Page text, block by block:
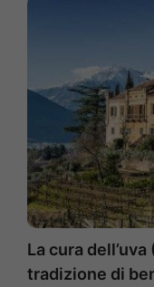
La cura
tradizione di